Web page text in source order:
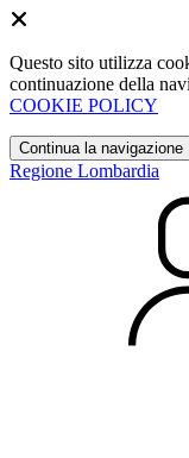
Questo sito utilizza
continuazione della
COOKIE POLICY
Continua la navigazione
Regione Lombardia